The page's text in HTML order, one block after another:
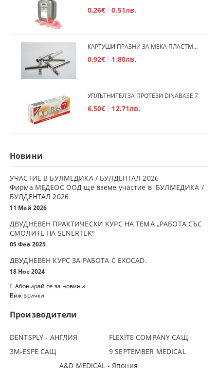
0.26€ 0.51лв.
КАРТУШИ ПРАЗНИ ЗА МЕКА ПЛАСТМАСА
0.92€ 1.80лв.
УПЛЪТНИТЕЛ ЗА ПРОТЕЗИ DINABASE 7
6.50€ 12.71лв.
Новини
УЧАСТИЕ В БУЛМЕДИКА / БУЛДЕНТАЛ 2026
Фирма МЕДЕОС ООД ще вземе участие в БУЛМЕДИКА /
БУЛДЕНТАЛ 2026
11 Май 2026
ДВУДНЕВЕН ПРАКТИЧЕСКИ КУРС НА ТЕМА „РАБОТА СЪС
СМОЛИТЕ НА SENERTEK"
05 Фев 2025
ДВУДНЕВЕН КУРС ЗА РАБОТА С ЕXOCAD.
18 Ное 2024
Абонирай се за новини
Виж всички
Производители
DENTSPLY - АНГЛИЯ
FLEXITE COMPANY САЩ
3М-ESPE САЩ
9 SEPTEMBER MEDICAL
A&D MEDICAL - Япония